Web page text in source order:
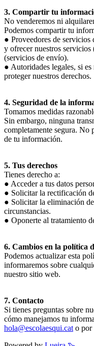
3. Compartir tu
No venderemos ni
Podemos compartir tu
● Proveedores de servicios
y ofrecer nuestros servicios
(servicios de envío).
● Autoridades legales, si
proteger nuestros derechos.
4. Seguridad de la
Tomamos medidas
Sin embargo, ninguna
completamente segura. No
de tu información.
5. Tus derechos
Tienes derecho a:
● Acceder a tus datos
● Solicitar la rectificación
● Solicitar la eliminación
circunstancias.
● Oponerte al tratamiento
6. Cambios en la política
Podemos actualizar esta
informaremos sobre
nuestro sitio web.
7. Contacto
Si tienes preguntas sobre
cómo manejamos tu
hola@escolaesqui.cat o por